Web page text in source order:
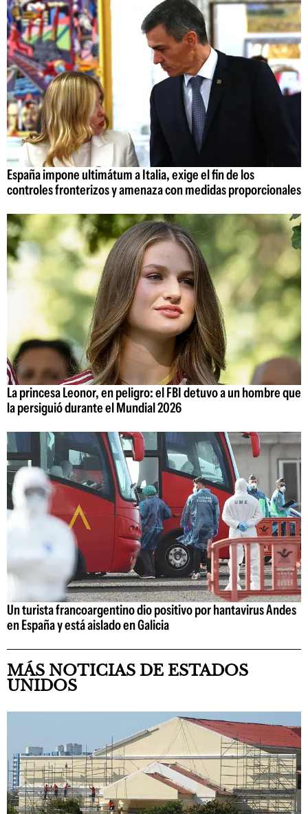
España impone ultimátum a Italia, exige el fin de los
controles fronterizos y amenaza con medidas proporcionales
La princesa Leonor, en peligro: el FBI detuvo a un hombre que
la persiguió durante el Mundial 2026
Un turista francoargentino dio positivo por hantavirus Andes
en España y está aislado en Galicia
MÁS NOTICIAS DE ESTADOS
UNIDOS